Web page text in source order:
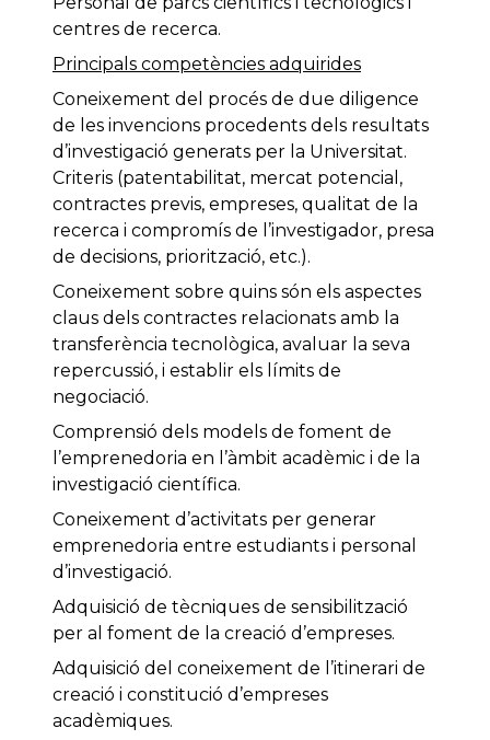
centres de recerca.
Principals competències adquirides
Coneixement del procés de due diligence
de les invencions procedents dels resultats
d’investigació generats per la Universitat.
Criteris (patentabilitat, mercat potencial,
contractes previs, empreses, qualitat de la
recerca i compromís de l’investigador, presa
de decisions, priorització, etc.).
Coneixement sobre quins són els aspectes
claus dels contractes relacionats amb la
transferència tecnològica, avaluar la seva
repercussió, i establir els límits de
negociació.
Comprensió dels models de foment de
l’emprenedoria en l’àmbit acadèmic i de la
investigació científica.
Coneixement d’activitats per generar
emprenedoria entre estudiants i personal
d’investigació.
Adquisició de tècniques de sensibilització
per al foment de la creació d’empreses.
Adquisició del coneixement de l’itinerari de
creació i constitució d’empreses
acadèmiques.